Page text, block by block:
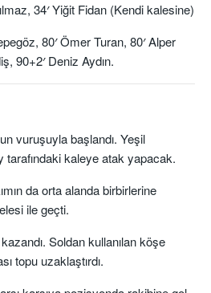
34′ Yiğit Fidan (Kendi kalesine)
80′ Ömer Turan, 80′ Alper
90+2′ Deniz Aydın.
vuruşuyla başlandı. Yeşil
tarafındaki kaleye atak yapacak.
da orta alanda birbirlerine
ile geçti.
Soldan kullanılan köşe
topu uzaklaştırdı.